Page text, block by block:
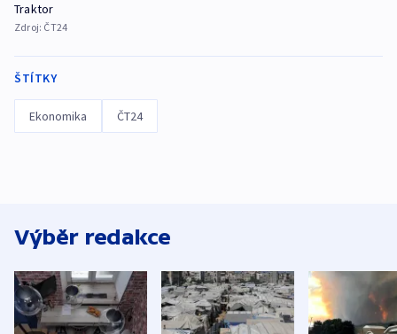
Traktor
Zdroj: ČT24
ŠTÍTKY
Ekonomika ČT24
Výběr redakce